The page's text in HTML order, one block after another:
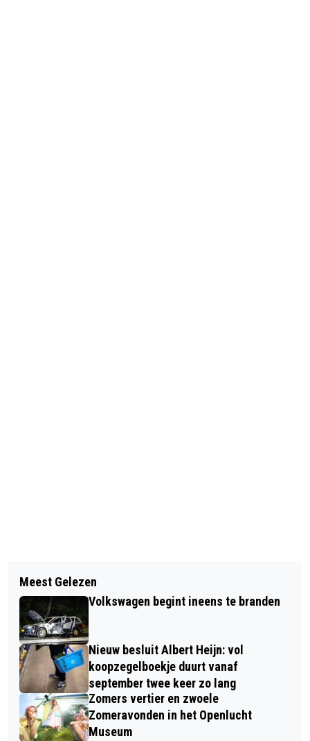
ALLES AL VERSIERD VOOR HET WK?
HEB JE AAN DE VEILIGHEID EN
BEREIKBAARHEID GEDACHT?
RENKUM PRESENTEERT
COALITIEAKKOORD ‘MET LEF EN
VERTROUWEN’
Meest Gelezen
Volkswagen begint ineens te branden
Nieuw besluit Albert Heijn: vol
koopzegelboekje duurt vanaf
september twee keer zo lang
Zomers vertier en zwoele
Zomeravonden in het Openlucht
Museum